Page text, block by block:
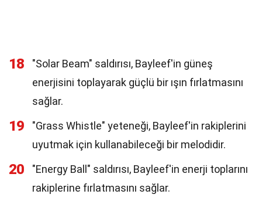
18
"Solar Beam" saldırısı, Bayleef'in güneş
enerjisini toplayarak güçlü bir ışın fırlatmasını
sağlar.
19
"Grass Whistle" yeteneği, Bayleef'in rakiplerini
uyutmak için kullanabileceği bir melodidir.
20
"Energy Ball" saldırısı, Bayleef'in enerji toplarını
rakiplerine fırlatmasını sağlar.